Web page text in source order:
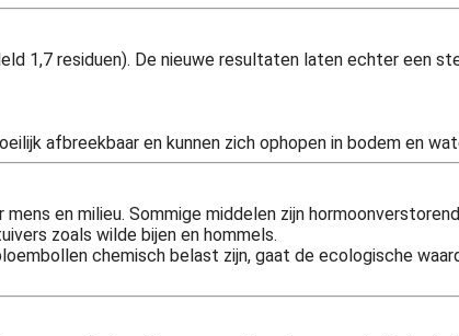
1,7 residuen). De nieuwe resultaten laten echter een
afbreekbaar en kunnen zich ophopen in bodem en
en milieu. Sommige middelen zijn
zoals wilde bijen en hommels.
chemisch belast zijn, gaat de ecologische